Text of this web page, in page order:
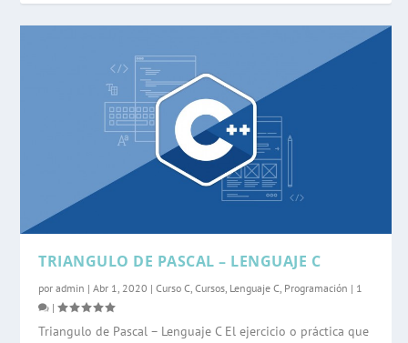
TRIANGULO DE PASCAL – LENGUAJE C
poradmin |Abr 1, 2020 |Curso C,Cursos, Lenguaje C, Programación | 1
|
Triangulo de Pascal – Lenguaje C El ejercicio o práctica que